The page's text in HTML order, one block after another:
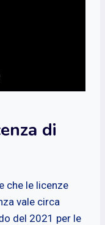
di
che le licenze
vale circa
del 2021 per le